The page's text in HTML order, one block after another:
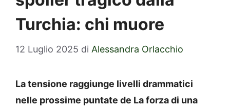
Turchia: chi muore
12 Luglio 2025 di Alessandra Orlacchio
La tensione raggiunge livelli drammatici
nelle prossime puntate de La forza di una